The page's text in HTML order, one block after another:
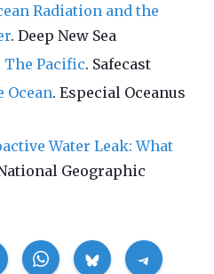
Radiation and the
. Deep New Sea
Pacific. Safecast
Ocean. Especial Oceanus
Water Leak: What
Geographic